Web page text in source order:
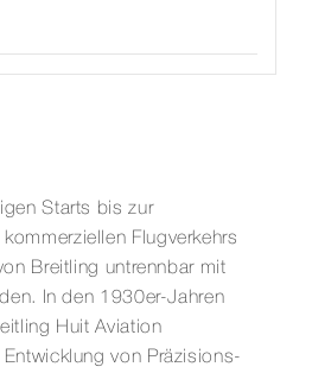
Starts bis zur
Flugverkehrs
Breitling untrennbar mit
In den 1930er-Jahren
Huit Aviation
von Präzisions-